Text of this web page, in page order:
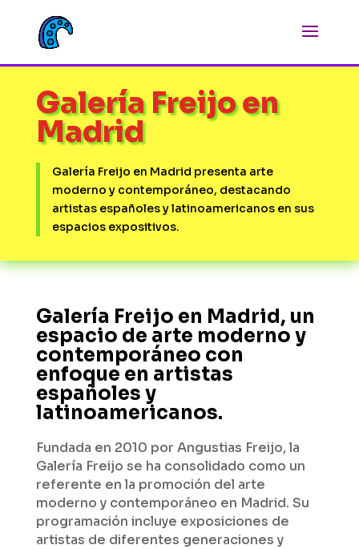
Galería Freijo en
Madrid
Galería Freijo en Madrid presenta arte
moderno y contemporáneo, destacando
artistas españoles y latinoamericanos en sus
espacios expositivos.
Galería Freijo en Madrid, un
espacio de arte moderno y
contemporáneo con
enfoque en artistas
españoles y
latinoamericanos.
Fundada en 2010 por Angustias Freijo, la
Galería Freijo se ha consolidado como un
referente en la promoción del arte
moderno y contemporáneo en Madrid. Su
programación incluye exposiciones de
artistas de diferentes generaciones y